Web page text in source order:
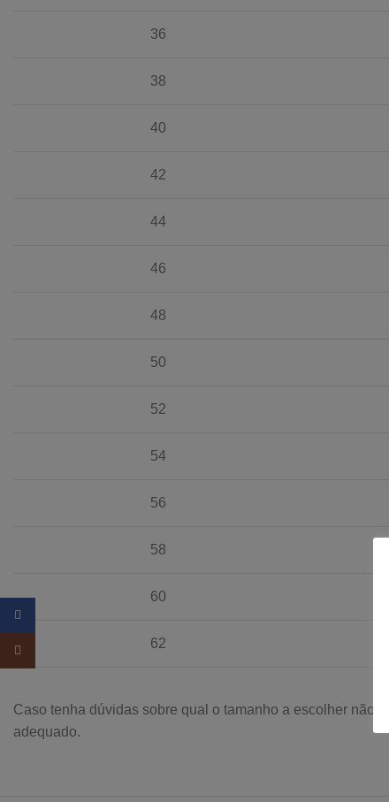
36
38
40
42
44
46
48
50
52
54
56
58
60
62
Caso tenha dúvidas sobre qual o tamanho a escolher não
adequado.